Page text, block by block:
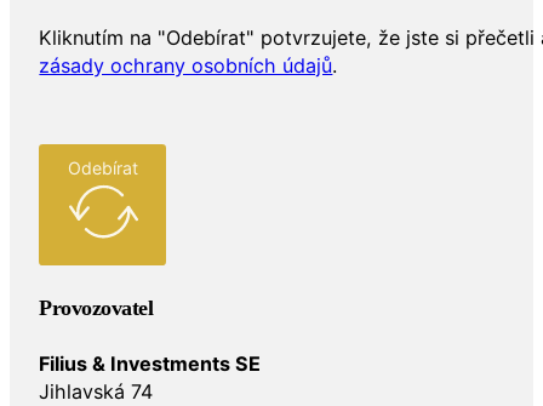
Kliknutím na "Odebírat" potvrzujete, že jste si přečetli
zásady ochrany osobních údajů.
Odebírat
Provozovatel
Filius & Investments SE
Jihlavská 74